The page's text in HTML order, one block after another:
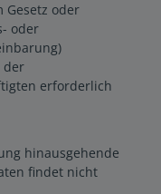
Gesetz oder
oder
der
erforderlich
hinausgehende
findet nicht